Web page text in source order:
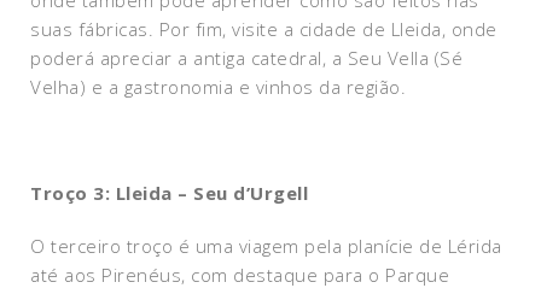
suas fábricas. Por fim, visite a cidade de Lleida, onde
poderá apreciar a antiga catedral, a Seu Vella (Sé
Velha) e a gastronomia e vinhos da região.
Troço 3: Lleida – Seu d’Urgell
O terceiro troço é uma viagem pela planície de Lérida
até aos Pirenéus, com destaque para o Parque